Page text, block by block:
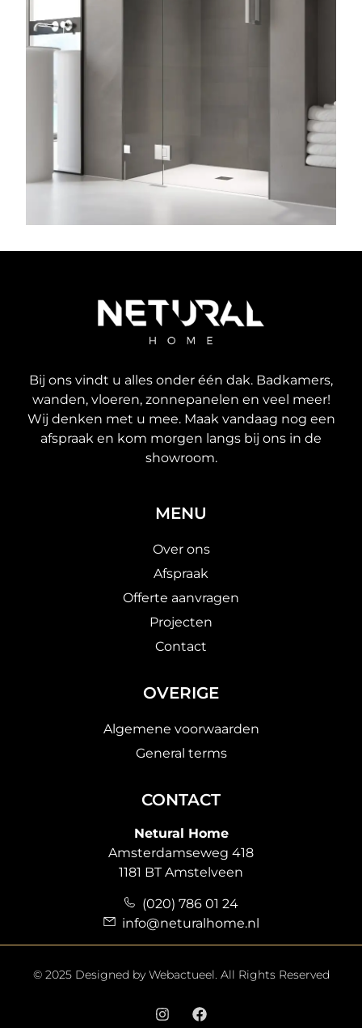
Bij ons vindt u alles onder één dak. Badkamers,
wanden, vloeren, zonnepanelen en veel meer!
Wij denken met u mee. Maak vandaag nog een
afspraak en kom morgen langs bij ons in de
showroom.
MENU
Over ons
Afspraak
Offerte aanvragen
Projecten
Contact
OVERIGE
Algemene voorwaarden
General terms
CONTACT
Netural Home
Amsterdamseweg 418
1181 BT Amstelveen
(020) 786 01 24
info@neturalhome.nl
© 2025 Designed by Webactueel. All Rights Reserved